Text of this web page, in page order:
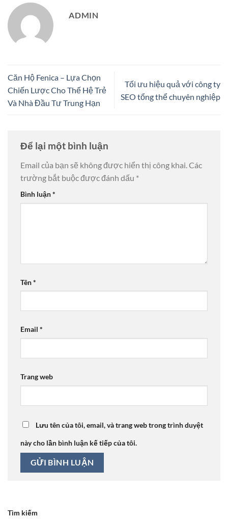
ADMIN
Căn Hộ Fenica – Lựa Chọn
Chiến Lược Cho Thế Hệ Trẻ
Và Nhà Đầu Tư Trung Hạn
Tối ưu hiệu quả với công ty
SEO tổng thể chuyên nghiệp
Để lại một bình luận
Email của bạn sẽ không được hiển thị công khai.Các
trường bắt buộc được đánh dấu *
Bình luận*
Tên*
Email *
Trang web
Lưu tên của tôi, email, và trang web trong trình duyệt
này cho lần bình luận kế tiếp của tôi.
Tìm kiếm